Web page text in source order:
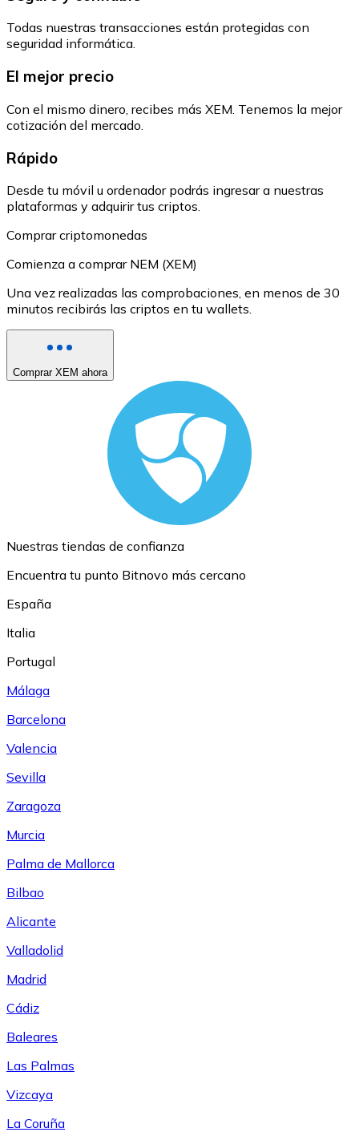
Todas nuestras transacciones están protegidas con
seguridad informática.
El mejor precio
Con el mismo dinero, recibes más XEM. Tenemos la mejor
cotización del mercado.
Rápido
Desde tu móvil u ordenador podrás ingresar a nuestras
plataformas y adquirir tus criptos.
Comprar criptomonedas
Comienza a comprar NEM (XEM)
Una vez realizadas las comprobaciones, en menos de 30
minutos recibirás las criptos en tu wallets.
Comprar XEM ahora
Nuestras tiendas de confianza
Encuentra tu punto Bitnovo más cercano
España
Italia
Portugal
Málaga
Barcelona
Valencia
Sevilla
Zaragoza
Murcia
Palma de Mallorca
Bilbao
Alicante
Valladolid
Madrid
Cádiz
Baleares
Las Palmas
Vizcaya
La Coruña